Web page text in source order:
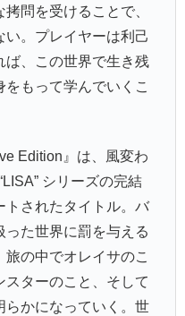
問を受けることで、
。プレイヤーは利己
ば、この世界で生き残
もって学んでいくこ
Edition』は、風変わ
シリーズの完結
トされたタイトル。バ
た世界に罰を与える
の中でオレイサのこ
スターのこと、そして
らかになっていく。世